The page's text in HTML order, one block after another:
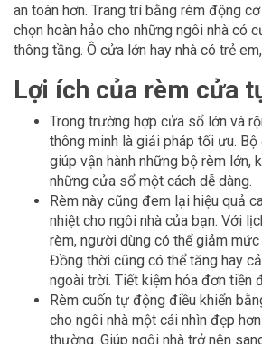
an toàn hơn. Trang trí bằng rèm động
chọn hoàn hảo cho những ngôi nhà có
thông tầng. Ô cửa lớn hay nhà có trẻ
Lợi ích của rèm cửa
Trong trường hợp cửa sổ lớn và
thông minh là giải pháp tối ưu.
giúp vận hành những bộ rèm lớn,
những cửa sổ một cách dễ dàng.
Rèm này cũng đem lại hiệu quả
nhiệt cho ngôi nhà của bạn. Với
rèm, người dùng có thể giảm
Đồng thời cũng có thể tăng hay
ngoài trời. Tiết kiệm hóa đơn tiền
Rèm cuốn tự động điều khiển
cho ngôi nhà một cái nhìn đẹp
thường. Giúp ngôi nhà trở nên